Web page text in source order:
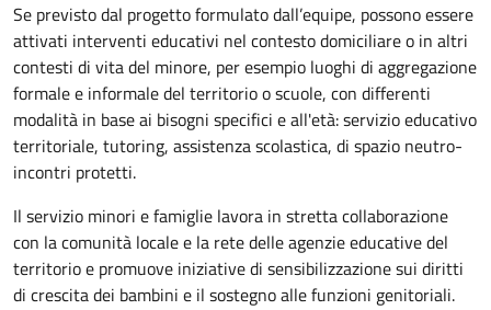
Se previsto dal progettoformulato dall’equipe, possono essere
attivati interventi educativi nel contesto domiciliare o in altri
contesti di vita del minore, per esempio luoghi di aggregazione
formale e informale del territorio o scuole, con differenti
modalità in base ai bisogni specifici e all'età: servizio educativo
territoriale, tutoring, assistenza scolastica, di spazio neutro-
incontri protetti.
Il servizio minori e famiglie lavora in stretta collaborazione
con la comunità locale e la rete delle agenzie educative del
territorio e promuove iniziative di sensibilizzazione sui diritti
di crescita dei bambini e il sostegno alle funzioni genitoriali.